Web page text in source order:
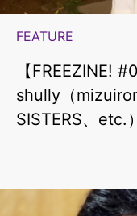
FEATURE
【FREEZINE!
shully（
SISTERS、etc.）